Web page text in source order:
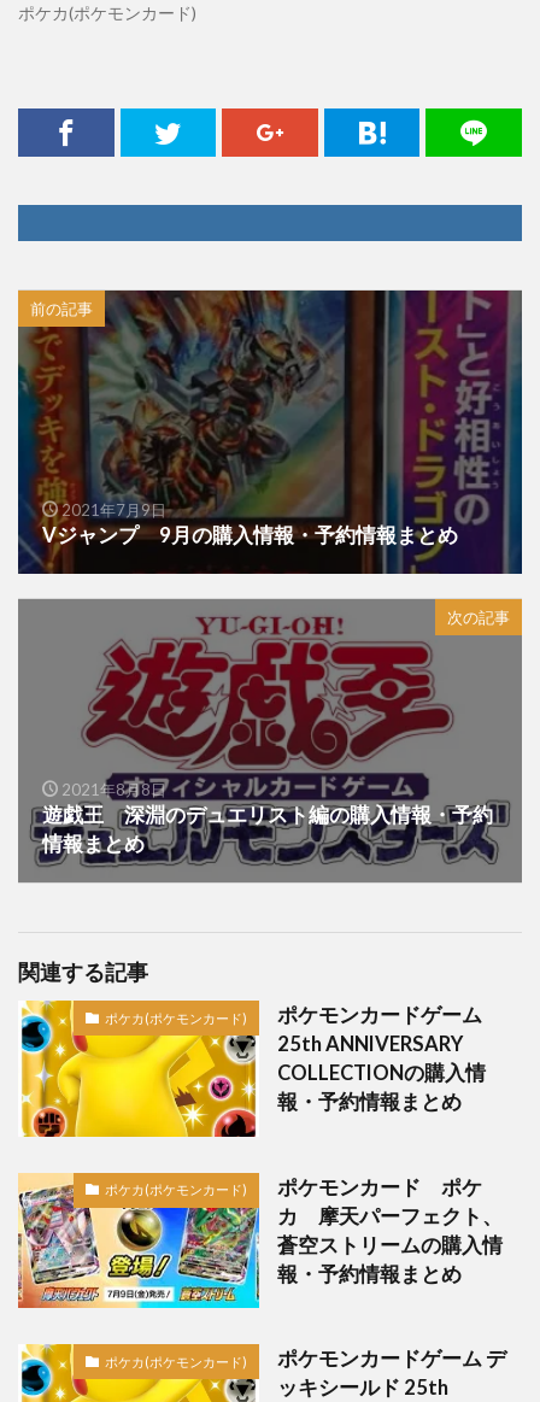
ポケカ(ポケモンカード)
前の記事
2021年7月9日
Vジャンプ 9月の購入情報・予約情報まとめ
次の記事
2021年8月8日
遊戯王 深淵のデュエリスト編の購入情報・予約
情報まとめ
関連する記事
ポケカ(ポケモンカード)
ポケモンカードゲーム
25th ANNIVERSARY
COLLECTIONの購入情
報・予約情報まとめ
ポケカ(ポケモンカード)
ポケモンカード ポケ
カ 摩天パーフェクト、
蒼空ストリームの購入情
報・予約情報まとめ
ポケカ(ポケモンカード)
ポケモンカードゲーム デ
ッキシールド 25th